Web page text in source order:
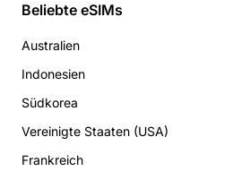
Beliebte eSIMs
Australien
Indonesien
Südkorea
Vereinigte Staaten (USA)
Frankreich